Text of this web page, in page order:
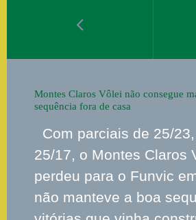
Montes Claros Vôlei não consegue
sequência fora de casa
Com parciais de 25/
25/17, o Montes Claros
perdeu para o Funvic
não manteve a boa